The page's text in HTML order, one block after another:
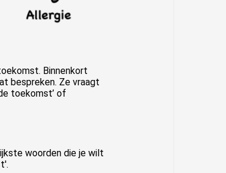
Binnenkort
bespreken. Ze vraagt
toekomst’ of
woorden die je wilt